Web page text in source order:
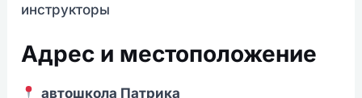
инструкторы
Адрес и местоположение
автошкола Патрика